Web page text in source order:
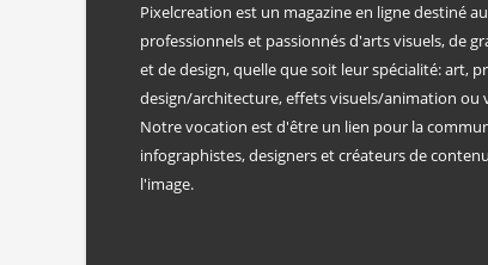
Pixelcreation est un magazine en ligne destiné
professionnels et passionnés d'arts visuels, de
et de design, quelle que soit leur spécialité: art,
design/architecture, effets visuels/animation ou
Notre vocation est d'être un lien pour la
infographistes, designers et créateurs de
l'image.